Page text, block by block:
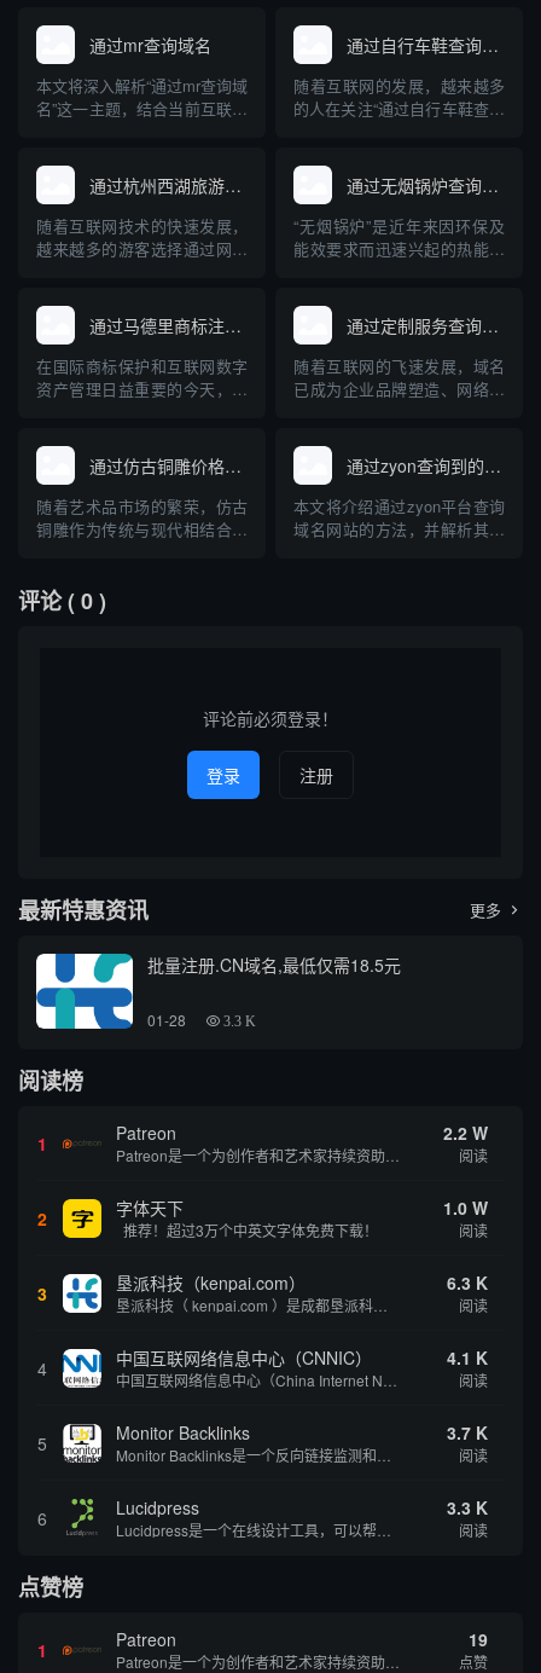
通过mr查询域名
本文将深入解析“通过mr查询域
名”这一主题，结合当前互联网
Relay）在域名解析中的实际
用途和常见方法，并介绍相关
的专业工具与操作步骤。文章
内容兼顾理论与实操，旨在帮
通过自行车鞋查询域名
随着互联网的发展，越来越多
的人在关注“通过自行车鞋查询
标识，更牵扯到企业品牌建
设、电子商务及网络安全等多
重维度。本文将系统科普通过
自行车鞋查询域名的实际含
通过杭州西湖旅游查询域名
随着互联网技术的快速发展，
越来越多的游客选择通过网络
富的旅游信息资源。本文将介
绍如何通过互联网查询杭州西
湖的旅游相关域名，并为游客
合理规划出行提供专业的指导
通过无烟锅炉查询到的域名网站
“无烟锅炉”是近年来因环保及
能效要求而迅速兴起的热能设
网查询、比较各种无烟锅炉产
品和品牌。本文介绍了与无烟
锅炉相关的主要专业网站及其
特点，并针对无烟锅炉的原
通过马德里商标注册查询域名
在国际商标保护和互联网数字
资产管理日益重要的今天，企
商标注册体系查询域名，是品
牌全球布局和防止知识产权纠
纷的重要一环。本文介绍了马
德里商标注册的基本流程、与
通过定制服务查询域名
随着互联网的飞速发展，域名
已成为企业品牌塑造、网络入
需求和复杂的市场“抢注”环
境，传统的域名查询方式正逐
渐暴露出局限性。相比之下，
基于大数据和多样化需求定制
通过仿古铜雕价格查询域名
随着艺术品市场的繁荣，仿古
铜雕作为传统与现代相结合的
入手仿古铜雕的人来说，了解
其市场价格及相关查询方式变
通过zyon查询到的域名网站
本文将介绍通过zyon平台查询
域名网站的方法，并解析其背
的角...
评论( 0 )
评论前必须登录！
登录 注册
最新特惠资讯 更多 
批量注册.CN域名,最低仅需18.5元
01-28 3.3 K
阅读榜
1 Patreon 2.2 W
阅读
2 字体天下
推荐！超过3万个中英文字体免费下载！
1.0 W
阅读
3 垦派科技（kenpai.com） 6.3 K
阅读
4 中国互联网络信息中心（CNNIC） 4.1 K
阅读
5 Monitor Backlinks 3.7 K
阅读
6 Lucidpress 3.3 K
阅读
点赞榜
1 Patreon 19
点赞